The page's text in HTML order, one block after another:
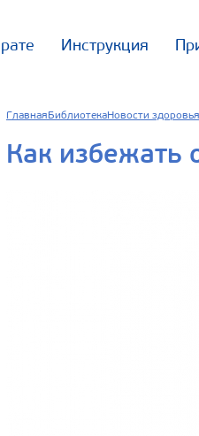
Инструкция
Главная БиблиотекаНовости
Как избежать